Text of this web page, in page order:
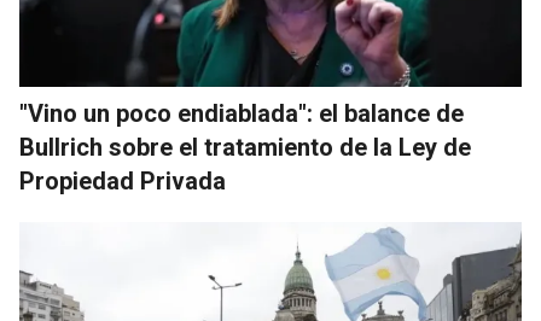
"Vino un poco endiablada": el balance de
Bullrich sobre el tratamiento de la Ley de
Propiedad Privada